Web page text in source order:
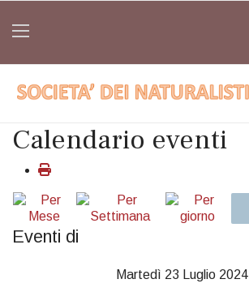
Calendario eventi
Eventi di
Martedì 23 Luglio 2024